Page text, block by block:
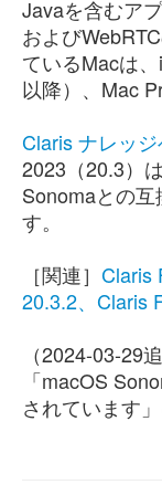
Javaを含むア
および
ているMacは
以降）、Mac
Claris ナレッジ
2023（20.3）
Sonomaとの
す。
［関連］ Claris
20.3.2、Claris
（2024-03-29
「macOS
されています